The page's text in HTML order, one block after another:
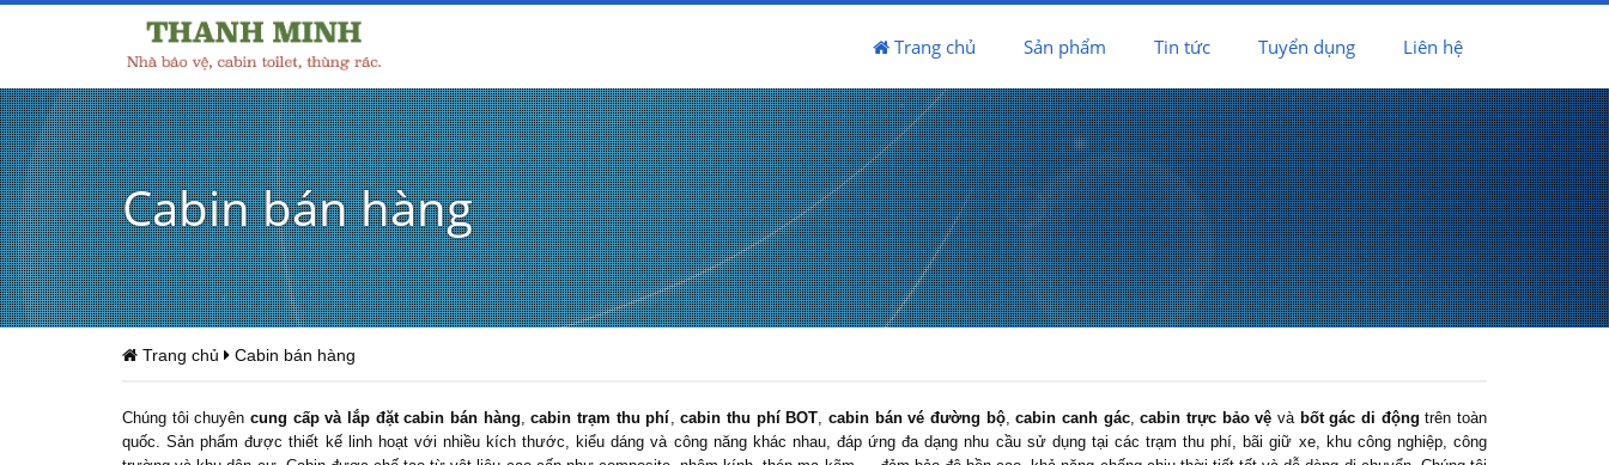
Trang chủ Sản phẩm Tin tức Tuyển dụng Liên hệ
Cabin bán hàng
Trang chủ Cabin bán hàng
Chúng tôi chuyêncung cấp và lắp đặtcabin bán hàng,cabin trạm thu phí,cabin thu phíBOT, cabin bán vé đường bộ,cabin canh gác, cabin trực bảo vệ và bốt gác di động trên toàn
quốc. Sản phẩm được thiết kế linh hoạt với nhiều kích thước, kiểu dáng và công năng khác nhau, đáp ứng đa dạng nhu cầu sử dụng tại các trạm thu phí, bãi giữ xe, khu công nghiệp, công